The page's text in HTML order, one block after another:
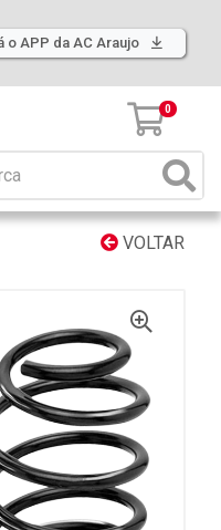
o APP da AC Araujo
0
VOLTAR